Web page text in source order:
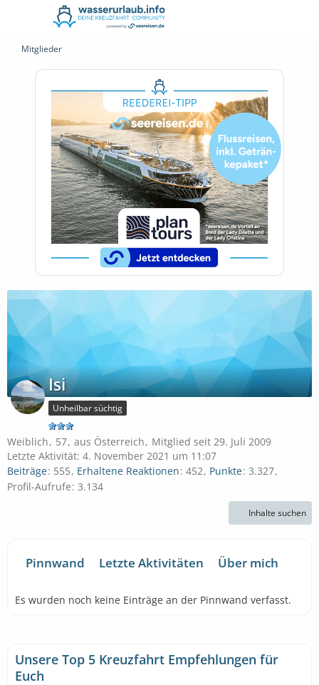
Mitglieder
Isi
Unheilbar süchtig
Weiblich 57 aus Österreich
Mitglied seit 29. Juli 2009
Letzte Aktivität: 4. November 2021 um 11:07
Beiträge 555 Erhaltene Reaktionen 452 Punkte 3.327
Profil-Aufrufe 3.134
Inhalte suchen
Pinnwand Letzte Aktivitäten Über mich
Es wurden noch keine Einträge an der Pinnwand verfasst.
Unsere Top 5 Kreuzfahrt Empfehlungen für
Euch